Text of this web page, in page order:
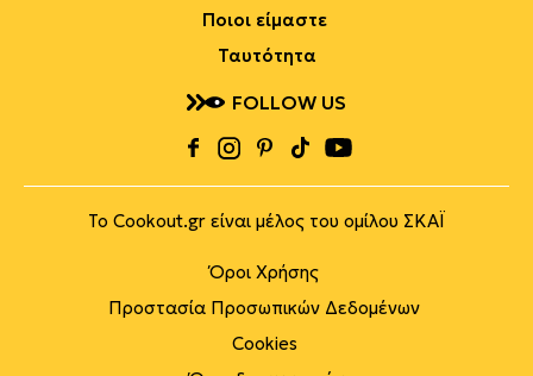
Ποιοι είμαστε
Ταυτότητα
FOLLOW US
Το Cookout.gr είναι μέλος του ομίλου ΣΚΑΪ
Όροι Χρήσης
Προστασία Προσωπικών Δεδομένων
Cookies